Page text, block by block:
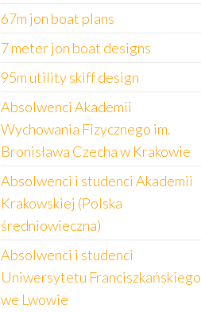
67m jon boat plans
7 meter jon boat designs
95m utility skiff design
Absolwenci Akademii
Wychowania Fizycznego im.
Bronisława Czecha w Krakowie
Absolwenci i studenci Akademii
Krakowskiej (Polska
średniowieczna)
Absolwenci i studenci
Uniwersytetu Franciszkańskiego
we Lwowie